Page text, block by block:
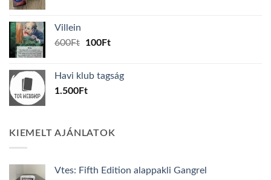
Villein
600Ft
Original
600Ft.
100FtCurrent
100Ft.
Havi klub tagság
1.500Ft
KIEMELT AJÁNLATOK
Vtes: Fifth Edition alappakli Gangrel